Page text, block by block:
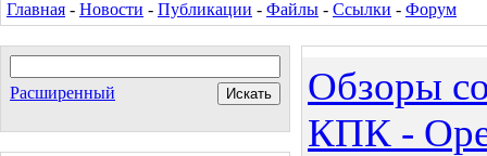
Главная - Новости - Публикации - Файлы - Ссылки - Форум
Расширенный
Обзоры
КПК -